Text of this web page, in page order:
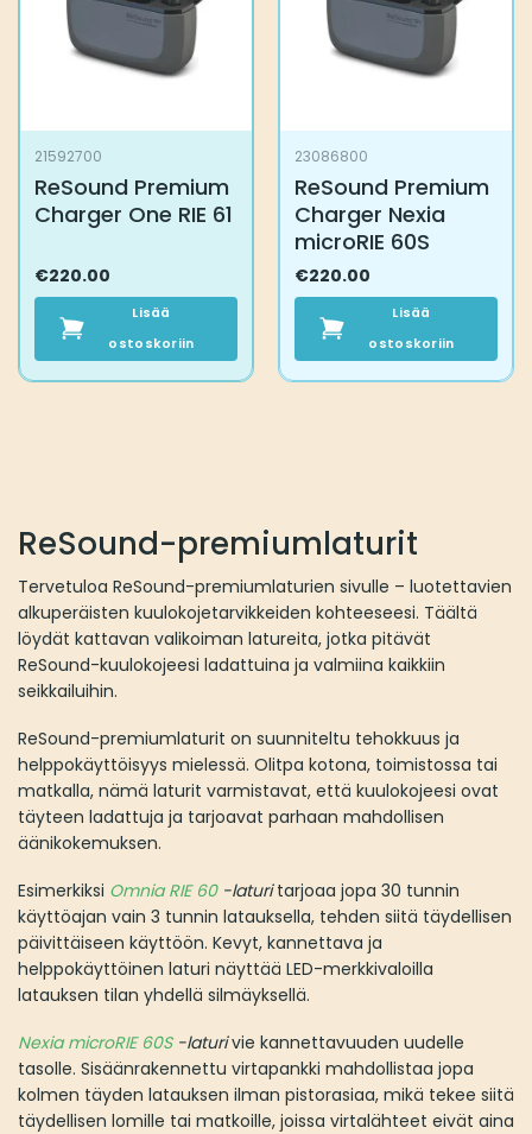
21592700
ReSound Premium
Charger One RIE 61
€220.00
Lisää
ostoskoriin
23086800
ReSound Premium
Charger Nexia
microRIE 60S
€220.00
Lisää
ostoskoriin
ReSound-premiumlaturit
Tervetuloa ReSound-premiumlaturien sivulle – luotettavien
alkuperäisten kuulokojetarvikkeiden kohteeseesi. Täältä
löydät kattavan valikoiman latureita, jotka pitävät
ReSound-kuulokojeesi ladattuina ja valmiina kaikkiin
seikkailuihin.
ReSound-premiumlaturit on suunniteltu tehokkuus ja
helppokäyttöisyys mielessä. Olitpa kotona, toimistossa tai
matkalla, nämä laturit varmistavat, että kuulokojeesi ovat
täyteen ladattuja ja tarjoavat parhaan mahdollisen
äänikokemuksen.
Esimerkiksi Omnia RIE 60-laturitarjoaa jopa 30 tunnin
käyttöajan vain 3 tunnin latauksella, tehden siitä täydellisen
päivittäiseen käyttöön. Kevyt, kannettava ja
helppokäyttöinen laturi näyttää LED-merkkivaloilla
latauksen tilan yhdellä silmäyksellä.
Nexia microRIE 60S-laturivie kannettavuuden uudelle
tasolle. Sisäänrakennettu virtapankki mahdollistaa jopa
kolmen täyden latauksen ilman pistorasiaa, mikä tekee siitä
täydellisen lomille tai matkoille, joissa virtalähteet eivät aina